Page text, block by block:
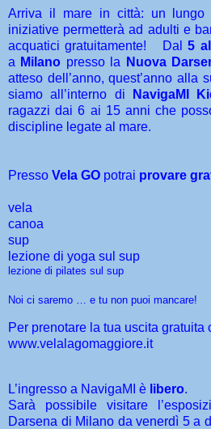
Arriva il mare in città: un lungo
iniziative permetterà ad adulti e
acquatici gratuitamente! Dal5
a Milano presso la Nuova
atteso dell’anno, quest’anno
siamo all’interno di
NavigaMI
ragazzi dai 6 ai 15 anni che
discipline legate al mare.
Presso Vela GO potrai provare
vela
canoa
sup
lezione di yoga sul sup
lezione di pilates sul sup
Noi ci saremo … e tu non puoi mancare!
Per prenotare la tua uscita gratuita
www.velalagomaggiore.it
L’ingresso a NavigaMI è libero.
Sarà possibile visitare
Darsena di Milano da venerdì 5 a